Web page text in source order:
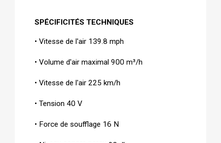
SPÉCIFICITÉS TECHNIQUES
• Vitesse de l'air 139.8 mph
• Volume d'air maximal 900 m³/h
• Vitesse de l'air 225 km/h
• Tension 40 V
• Force de soufflage 16 N